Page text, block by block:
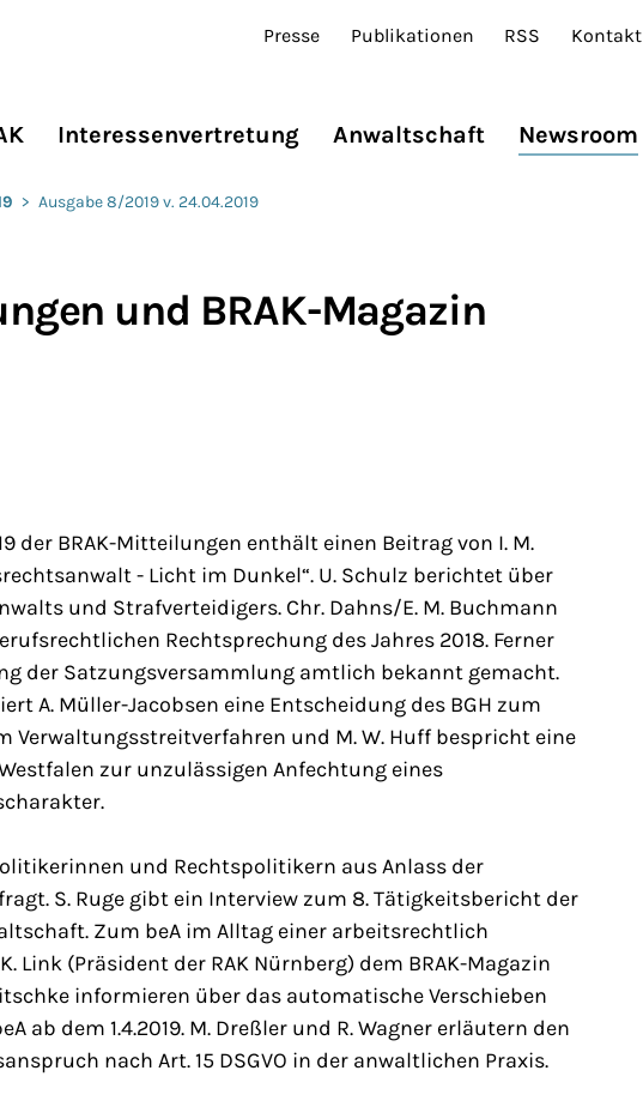
Presse Publikationen RSS Kontakt
Interessenvertretung Anwaltschaft Newsroom
> Ausgabe 8/2019 v. 24.04.2019
und BRAK-Magazin
der BRAK-Mitteilungen enthält einen Beitrag von I. M.
- Licht im Dunkel“. U. Schulz berichtet über
und Strafverteidigers. Chr. Dahns/E. M. Buchmann
Rechtsprechung des Jahres 2018. Ferner
der Satzungsversammlung amtlich bekannt gemacht.
A. Müller-Jacobsen eine Entscheidung des BGH zum
Verwaltungsstreitverfahren und M. W. Huff bespricht eine
zur unzulässigen Anfechtung eines
und Rechtspolitikern aus Anlass der
S. Ruge gibt ein Interview zum 8. Tätigkeitsbericht der
Zum beA im Alltag einer arbeitsrechtlich
Link (Präsident der RAK Nürnberg) dem BRAK-Magazin
informieren über das automatische Verschieben
ab dem 1.4.2019. M. Dreßler und R. Wagner erläutern den
nach Art. 15 DSGVO in der anwaltlichen Praxis.